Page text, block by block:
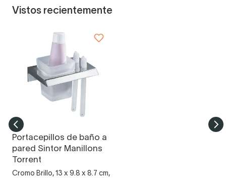
Vistos recientemente
Portacepillos de baño a
pared Sintor Manillons
Torrent
Cromo Brillo, 13 x 9.8 x 8.7 cm,